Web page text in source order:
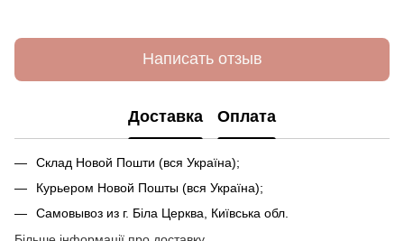
Написать отзыв
Доставка Оплата
Склад Новой Пошти (вся Україна);
Курьером Новой Пошты (вся Україна);
Самовывоз из г. Біла Церква, Київська обл.